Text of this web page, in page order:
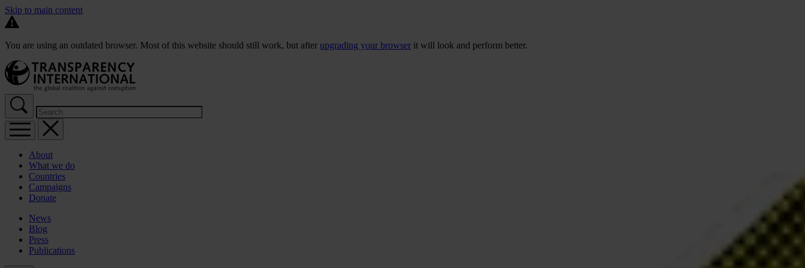
Skip to main content
You are using an outdated browser. Most of this website should still work, but after upgrading your browser it will look and perform better.
About
What we do
Countries
Campaigns
Donate
News
Blog
Press
Publications